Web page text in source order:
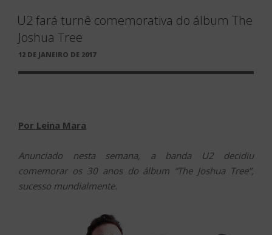
U2 fará turnê comemorativa do álbum The
Joshua Tree
PUBLICADO
12 DE JANEIRO DE 2017
Por Leina Mara
Anunciado nesta semana, a banda U2 decidiu
comemorar os 30 anos do álbum “The Joshua Tree”,
sucesso mundialmente.